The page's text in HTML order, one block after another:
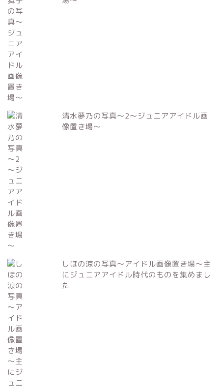
清水夢乃の写真～2～ジュニアアイドル画
像置き場～
しほの涼の写真～アイドル画像置き場～主
にジュニアアイドル時代のものを集めまし
た